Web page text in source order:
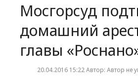
Происшествия
Мосгорсуд
домашний
главы
20.04.2016 15:22 Автор: Автор не